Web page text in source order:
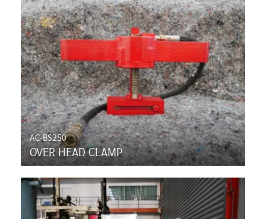
AC-BS250
OVER HEAD CLAMP